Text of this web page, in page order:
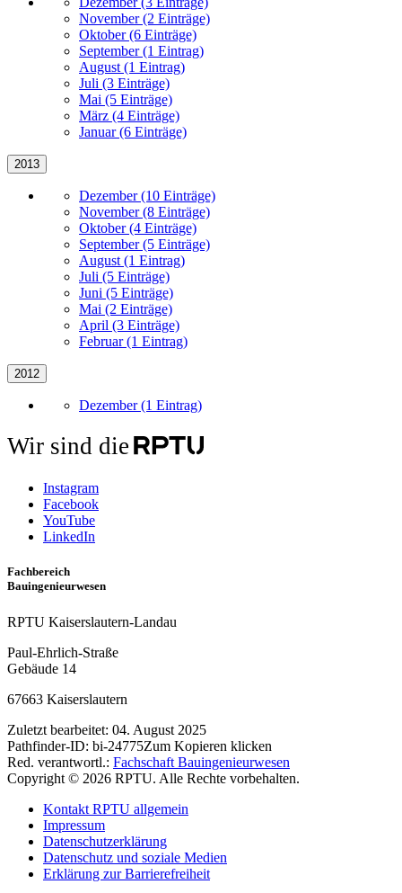
November (2 Einträge)
Oktober (6 Einträge)
September (1 Eintrag)
August (1 Eintrag)
Juli (3 Einträge)
Mai (5 Einträge)
März (4 Einträge)
Januar (6 Einträge)
2013
Dezember (10 Einträge)
November (8 Einträge)
Oktober (4 Einträge)
September (5 Einträge)
August (1 Eintrag)
Juli (5 Einträge)
Juni (5 Einträge)
Mai (2 Einträge)
April (3 Einträge)
Februar (1 Eintrag)
2012
Dezember (1 Eintrag)
Wir sind die
Instagram
Facebook
YouTube
LinkedIn
Fachbereich
Bauingenieurwesen
RPTU Kaiserslautern-Landau
Paul-Ehrlich-Straße
Gebäude 14
67663 Kaiserslautern
Zuletzt bearbeitet: 04. August 2025
Pathfinder-ID: bi-24775Zum Kopieren klicken
Red. verantwortl.: Fachschaft Bauingenieurwesen
Copyright © 2026 RPTU. Alle Rechte vorbehalten.
Kontakt RPTU allgemein
Impressum
Datenschutzerklärung
Datenschutz und soziale Medien
Erklärung zur Barrierefreiheit